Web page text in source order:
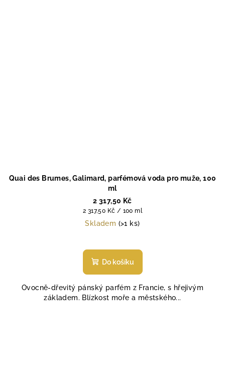
Quai des Brumes, Galimard, parfémová voda pro muže, 100
ml
2 317,50 Kč
Měrná
cena:
2 317,50 Kč / 100 ml
Skladem (>1 ks)
Do košíku
Ovocně-dřevitý pánský parfém z Francie, s hřejivým
základem. Blízkost moře a městského...